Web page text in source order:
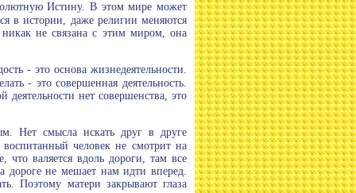
Истину. В этом мире может
в истории, даже религии меняются
никак не связана с этим миром, она
- это основа жизнедеятельности.
- это совершенная деятельность.
нет совершенства, это
Нет смысла искать друг в друге
человек не смотрит на
что валяется вдоль дороги, там все
не мешает нам идти вперед.
Поэтому матери закрывают глаза